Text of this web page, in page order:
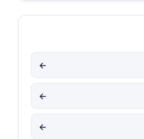
←
←
←